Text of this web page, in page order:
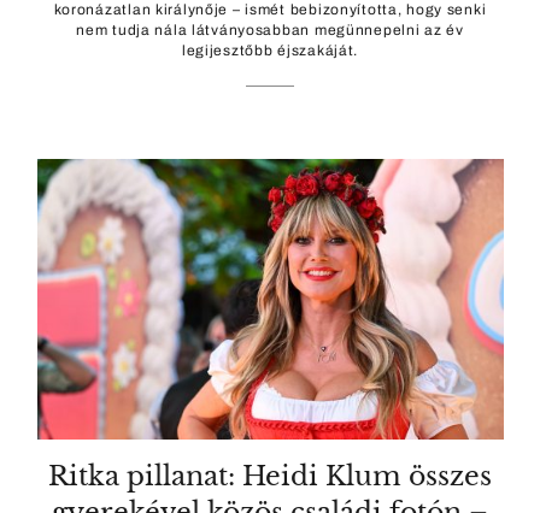
koronázatlan királynője – ismét bebizonyította, hogy senki
nem tudja nála látványosabban megünnepelni az év
legijesztőbb éjszakáját.
Ritka pillanat: Heidi Klum összes